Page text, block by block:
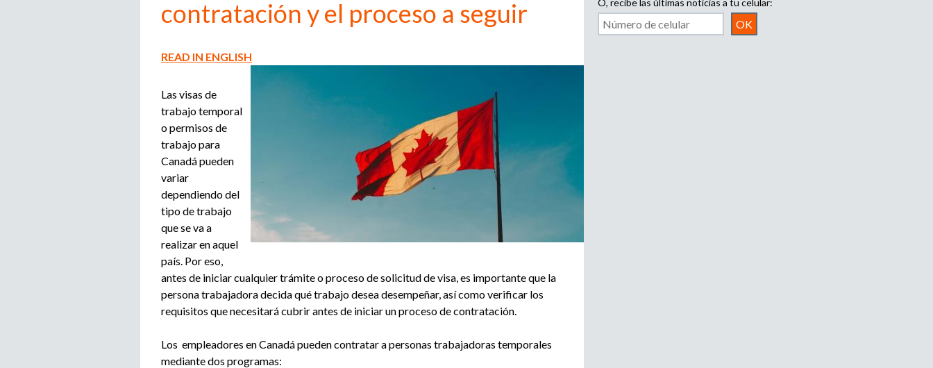
d
b
u
s
u
e
l
r
e
c
l
o
o
a
g
c
contratación y el proceso a seguir
READ IN ENGLISH
Las visas de
trabajo temporal
o permisos de
trabajo para
Canadá pueden
variar
dependiendo del
tipo de trabajo
que se va a
realizar en aquel
país. Por eso,
antes de iniciar cualquier trámite o proceso de solicitud de visa, es importante que la
persona trabajadora decida qué trabajo desea desempeñar, así como verificar los
requisitos que necesitará cubrir antes de iniciar un proceso de contratación.
Los empleadores en Canadá pueden contratar a personas trabajadoras temporales
mediante dos programas:
O, recibe las últimas noticias a tu celular: